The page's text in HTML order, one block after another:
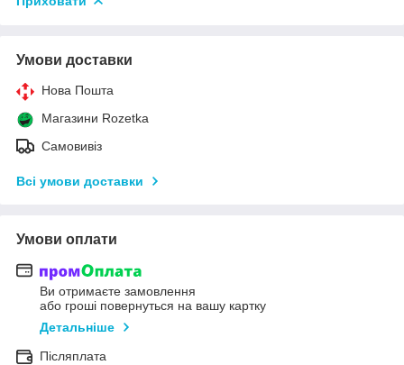
Умови доставки
Нова Пошта
Магазини Rozetka
Самовивіз
Всі умови доставки
Умови оплати
Ви отримаєте замовлення
або гроші повернуться на вашу картку
Детальніше
Післяплата